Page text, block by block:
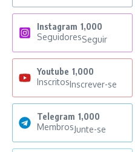
Instagram 1,000
SeguidoresSeguir
Youtube 1,000
InscritosInscrever-se
Telegram 1,000
MembrosJunte-se